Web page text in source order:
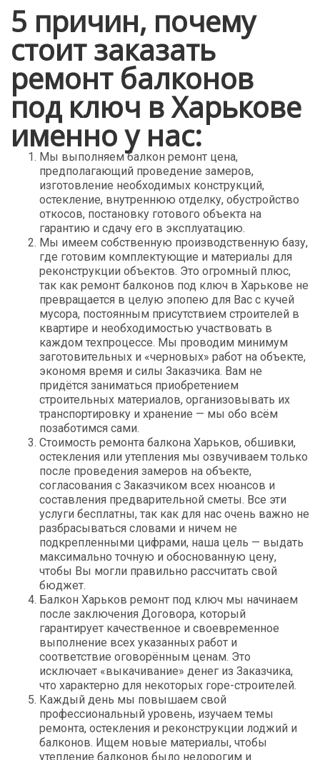
5 причин, почему
стоит заказать
ремонт балконов
под ключ в Харькове
именно у нас:
Мы выполняем балкон ремонт цена,
предполагающий проведение замеров,
изготовление необходимых конструкций,
остекление, внутреннюю отделку, обустройство
откосов, постановку готового объекта на
гарантию и сдачу его в эксплуатацию.
Мы имеем собственную производственную базу,
где готовим комплектующие и материалы для
реконструкции объектов. Это огромный плюс,
так как ремонт балконов под ключ в Харькове не
превращается в целую эпопею для Вас с кучей
мусора, постоянным присутствием строителей в
квартире и необходимостью участвовать в
каждом техпроцессе. Мы проводим минимум
заготовительных и «черновых» работ на объекте,
экономя время и силы Заказчика. Вам не
придётся заниматься приобретением
строительных материалов, организовывать их
транспортировку и хранение — мы обо всём
позаботимся сами.
Стоимость ремонта балкона Харьков, обшивки,
остекления или утепления мы озвучиваем только
после проведения замеров на объекте,
согласования с Заказчиком всех нюансов и
составления предварительной сметы. Все эти
услуги бесплатны, так как для нас очень важно не
разбрасываться словами и ничем не
подкрепленными цифрами, наша цель — выдать
максимально точную и обоснованную цену,
чтобы Вы могли правильно рассчитать свой
бюджет.
Балкон Харьков ремонт под ключ мы начинаем
после заключения Договора, который
гарантирует качественное и своевременное
выполнение всех указанных работ и
соответствие оговорённым ценам. Это
исключает «выкачивание» денег из Заказчика,
что характерно для некоторых горе-строителей.
Каждый день мы повышаем свой
профессиональный уровень, изучаем темы
ремонта, остекления и реконструкции лоджий и
балконов. Ищем новые материалы, чтобы
утепление балконов было недорогим и